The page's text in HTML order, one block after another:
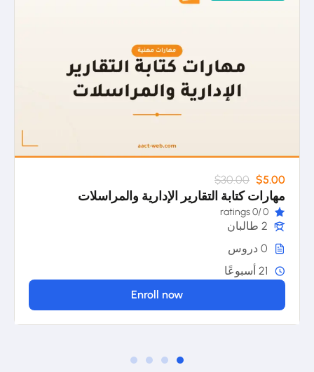
$30.00 $5.00
مهارات كتابة التقارير الإدارية والمراسلات
0
/0 ratings
2 طالبان
0 دروس
21 أسبوعًا
Enroll now